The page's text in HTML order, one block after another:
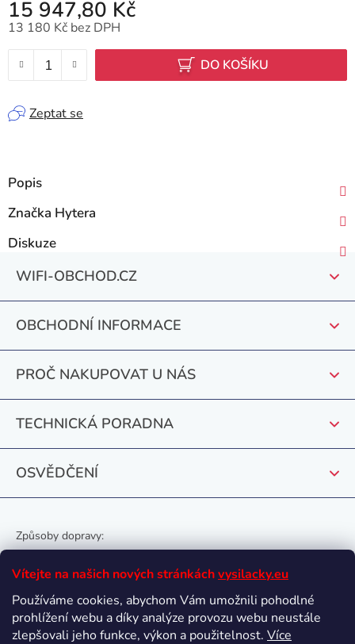
Vítejte na našich nových stránkáchvysilacky.eu
Používáme cookies, abychom Vám umožnili pohodlné
prohlížení webu a díky analýze provozu webu neustále
zlepšovali jeho funkce, výkon a použitelnost. Více
15 947,80 Kč
13 180 Kč bez DPH
DO KOŠÍKU
Zeptat se
Popis
Značka Hytera
Diskuze
WIFI-OBCHOD.CZ
OBCHODNÍ INFORMACE
PROČ NAKUPOVAT U NÁS
TECHNICKÁ PORADNA
OSVĚDČENÍ
Způsoby dopravy:
Oblíbené způsoby platby: